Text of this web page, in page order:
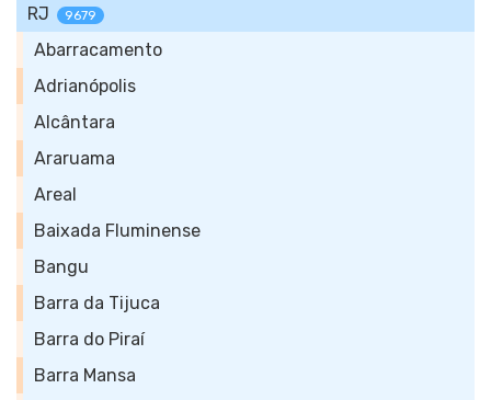
RJ
9679
Abarracamento
Adrianópolis
Alcântara
Araruama
Areal
Baixada Fluminense
Bangu
Barra da Tijuca
Barra do Piraí
Barra Mansa